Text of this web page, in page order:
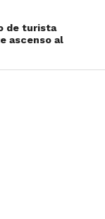
de turista
ascenso al